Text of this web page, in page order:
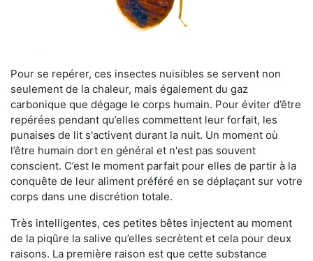
Pour se repérer, ces insectes nuisibles se servent non
seulement de la chaleur, mais également du gaz
carbonique que dégage le corps humain. Pour éviter d’être
repérées pendant qu’elles commettent leur forfait, les
punaises de lit s'activent durant la nuit. Un moment où
l’être humain dort en général et n'est pas souvent
conscient. C’est le moment parfait pour elles de partir à la
conquête de leur aliment préféré en se déplaçant sur votre
corps dans une discrétion totale.
Très intelligentes, ces petites bêtes injectent au moment
de la piqûre la salive qu’elles secrètent et cela pour deux
raisons. La première raison est que cette substance